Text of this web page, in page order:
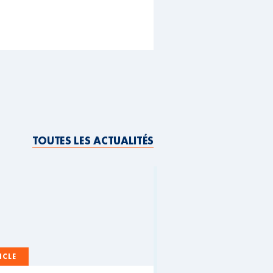
TOUTES LES ACTUALITÉS